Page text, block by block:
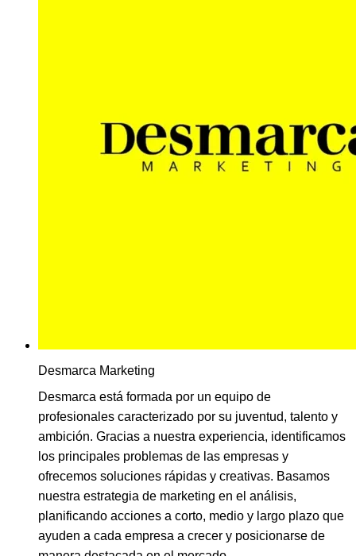
Desmarca Marketing
Desmarca está formada por un equipo de
profesionales caracterizado por su juventud, talento y
ambición. Gracias a nuestra experiencia, identificamos
los principales problemas de las empresas y
ofrecemos soluciones rápidas y creativas. Basamos
nuestra estrategia de marketing en el análisis,
planificando acciones a corto, medio y largo plazo que
ayuden a cada empresa a crecer y posicionarse de